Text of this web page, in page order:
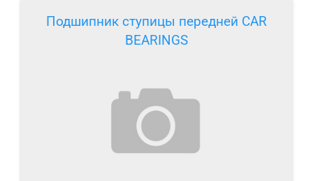
Подшипник ступицы передней CAR
BEARINGS